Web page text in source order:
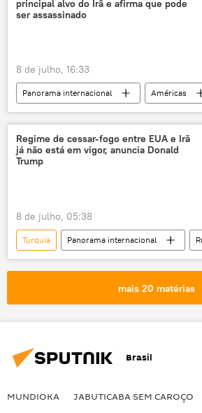
Estados Unidos
cúpula
conflito ucraniano
principal alvo do Irã e afirma que pode
ser assassinado
8 de julho, 16:33
Panorama internacional
Américas
Mundo
Donald Trump
Irã
Estados Unidos
Oriente Médio
Associação de Correspondentes da Casa Branca
Regime de cessar-fogo entre EUA e Irã
já não está em vigor, anuncia Donald
Trump
8 de julho, 05:38
Turquia Panorama internacional
Donald Trump
Irã
Teerã
Oriente Médio
tensões
tensão regional
mais 20 matérias
Brasil
MUNDIOKA JABUTICABA SEM CAROÇO